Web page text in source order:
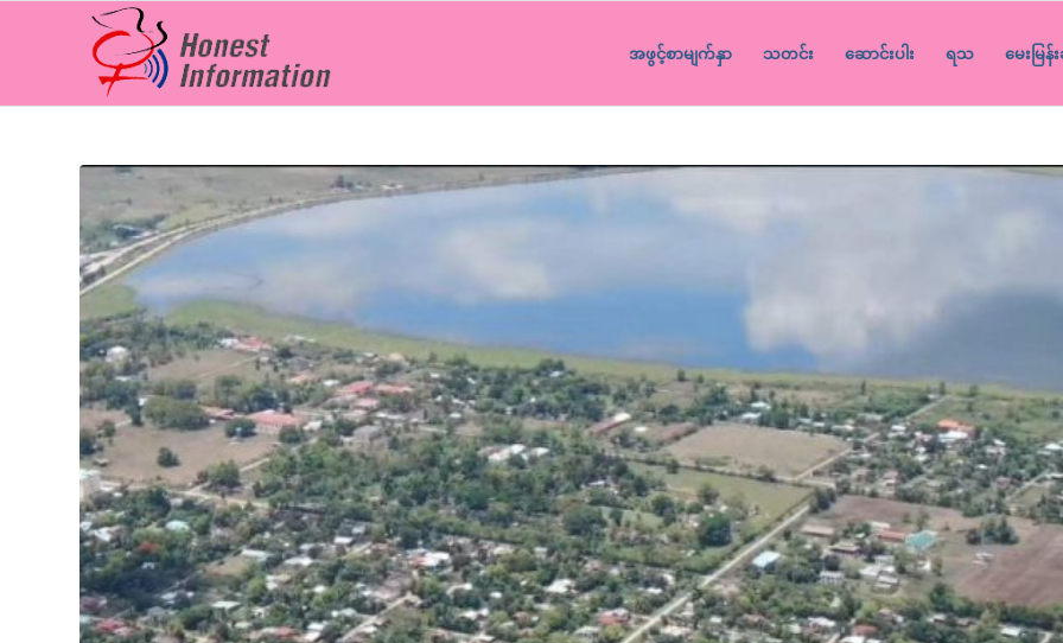
အဖွင့်စာမျက်နှာ သတင်း ဆောင်းပါး ရသ မေးမြန်